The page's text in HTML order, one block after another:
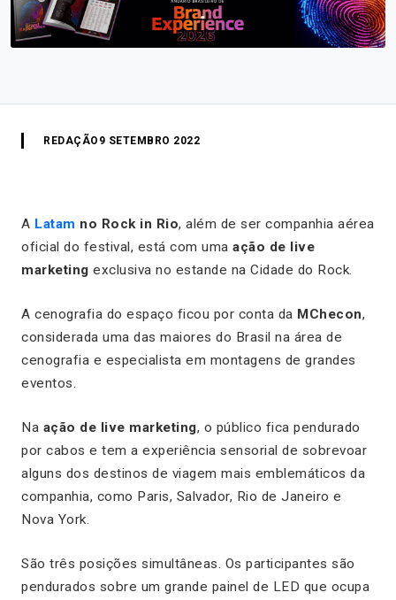
REDAÇÃO 9 SETEMBRO 2022
A Latam no Rock in Rio, além de ser companhia aérea
oficial do festival, está com uma ação de live
marketing exclusiva no estande na Cidade do Rock.
A cenografia do espaço ficou por conta da MChecon,
considerada uma das maiores do Brasil na área de
cenografia e especialista em montagens de grandes
eventos.
Na ação de live marketing, o público fica pendurado
por cabos e tem a experiência sensorial de sobrevoar
alguns dos destinos de viagem mais emblemáticos da
companhia, como Paris, Salvador, Rio de Janeiro e
Nova York.
São três posições simultâneas. Os participantes são
pendurados sobre um grande painel de LED que ocupa